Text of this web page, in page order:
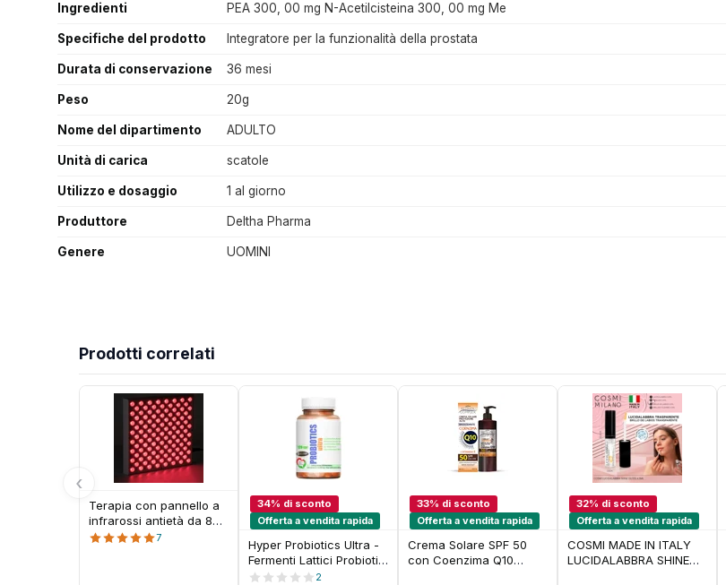
Ingredienti PEA 300, 00 mg N-Acetilcisteina 300, 00 mg Me
Specifiche del prodotto Integratore per la funzionalità della prostata
Durata di conservazione 36 mesi
Peso 20g
Nome del dipartimento ADULTO
Unità di carica scatole
Utilizzo e dosaggio 1 al giorno
Produttore Deltha Pharma
Genere UOMINI
Prodotti correlati
‹
Terapia con pannello a
infrarossi antietà da 850
nm, terapia della luce
7
34% di sconto
Offerta a vendita rapida
Hyper Probiotics Ultra -
Fermenti Lattici Probiotici
120 CPR - per Equilibrio
2
33% di sconto
Offerta a vendita rapida
Crema Solare SPF 50
con Coenzima Q10
32% di sconto
Offerta a vendita rapida
COSMI MADE IN ITALY
LUCIDALABBRA SHINE